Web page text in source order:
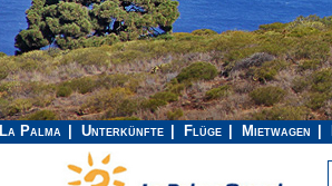
La Palma Unterkünfte Flüge Mietwagen